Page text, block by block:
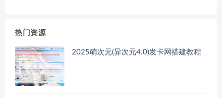
热门资源
2025萌次元(异次元4.0)发卡网搭建教程